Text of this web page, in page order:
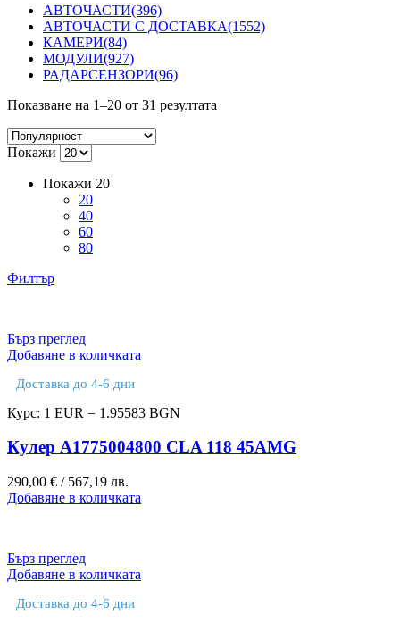
АВТОЧАСТИ(396)
АВТОЧАСТИ С ДОСТАВКА(1552)
КАМЕРИ(84)
МОДУЛИ(927)
РАДАРСЕНЗОРИ(96)
Показване на 1–20 от 31 резултата
Покажи
Покажи 20
20
40
60
80
Филтър
Бърз преглед
Добавяне в количката
Доставка до 4-6 дни
Курс: 1 EUR = 1.95583 BGN
Кулер A1775004800 CLA 118 45AMG
290,00 € / 567,19 лв.
Добавяне в количката
Бърз преглед
Добавяне в количката
Доставка до 4-6 дни